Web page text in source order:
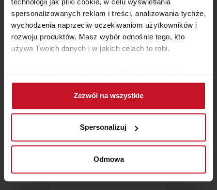
technologii jak pliki cookie, w celu wyświetlania
spersonalizowanych reklam i treści, analizowania tychże,
wychodzenia naprzeciw oczekiwaniom użytkowników i
rozwoju produktów. Masz wybór odnośnie tego, kto
używa Twoich danych i w jakich celach to robi.
Gromadzić dane dotyczące Twojej lokalizacji
geograficznej z dokładnością nawet do kilku metrów
Identyfikować Twoje urządzenie, aktywnie
(fingerprinting, czyli wirtualny odcisk palca)
Dowiedz się więcej odnośnie tego, jak Twoje osobiste
dane są przetwarzane oraz ustaw własne preferencje w
zmienić lub wycofać swoją zgodę w dowolnej chwili.
Zezwól na wszystkie
Spersonalizuj
Odmowa
ZAPYTAJ O CENĘ W SALONIE
FOTEL TENERO